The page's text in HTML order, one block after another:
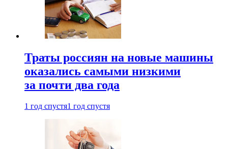
Траты россиян на новые машины
оказались самыми низкими
за почти два года
1 год спустя1 год спустя